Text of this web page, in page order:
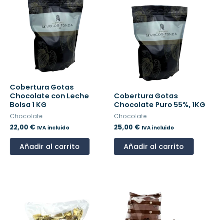
Cobertura Gotas
Chocolate con Leche
Bolsa 1 KG
Chocolate
22,00 € IVA incluido
Añadir al carrito
Cobertura Gotas
Chocolate Puro 55%, 1KG
Chocolate
25,00 € IVA incluido
Añadir al carrito